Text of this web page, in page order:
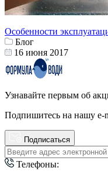
Особенности
Блог
16 июня 2017
Узнавайте первым об
Подпишитесь на нашу e-
Подписаться
Телефоны: